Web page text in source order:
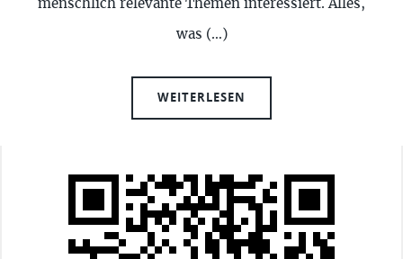
menschlich relevante Themen interessiert. Alles,
was (…)
WEITERLESEN